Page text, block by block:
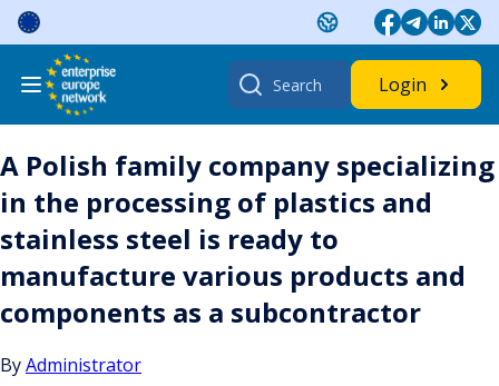
Skip
content
Search
for:
Login
A Polish family company specializing
in the processing of plastics and
stainless steel is ready to
manufacture various products and
components as a subcontractor
ByAdministrator